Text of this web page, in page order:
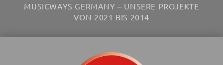
MUSICWAYS GERMANY – UNSERE PROJEKTE
VON 2021 BIS 2014